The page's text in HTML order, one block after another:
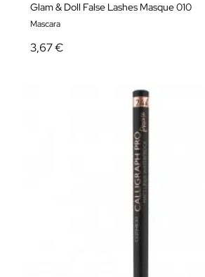
Glam & Doll False Lashes Masque 010
Mascara
3,67 €